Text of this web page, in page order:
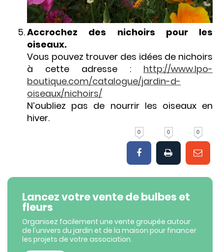
Accrochez des nichoirs pour les
oiseaux.
Vous pouvez trouver des idées de nichoirs
à cette adresse : http://www.lpo-
boutique.com/catalogue/jardin-d-
oiseaux/nichoirs/
N’oubliez pas de nourrir les oiseaux en
hiver.
0 0 0
Lancez votre vente de bulbes et
fleurs
Organisez facilement une vente groupée autour
de l'univers du jardin et de la maison pour financer
les projets de votre association.